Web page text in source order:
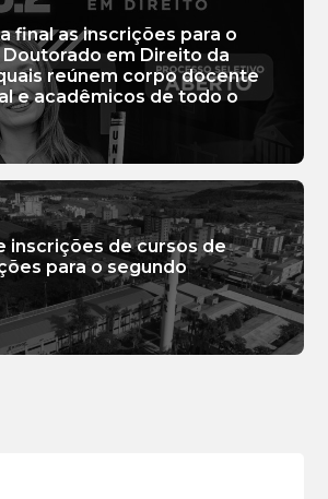
final as inscrições para o
em Direito da
reúnem corpo docente
e acadêmicos de todo o
inscrições de cursos de
para o segundo